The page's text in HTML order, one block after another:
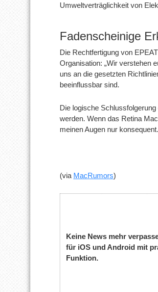
Umweltverträglichkeit von
Fadenscheinige
Die Rechtfertigung von
Organisation: „Wir verstehen
uns an die gesetzten
beeinflussbar sind.
Die logische
werden. Wenn das Retina
meinen Augen nur konsequent.
(via MacRumors)
Keine News mehr
für iOS und Android mit
Funktion.